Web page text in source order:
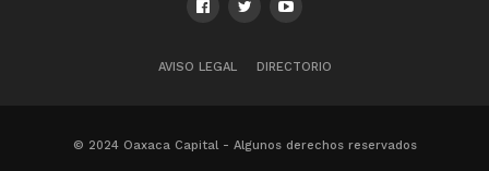
AVISO LEGAL DIRECTORIO
© 2024 Oaxaca Capital - Algunos derechos reservados